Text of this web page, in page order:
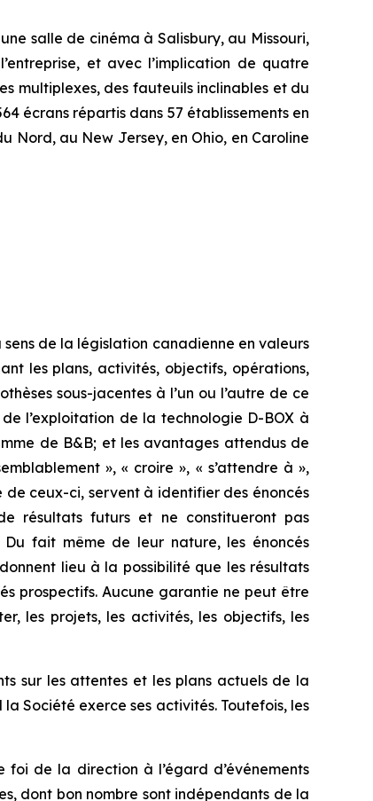
salle de cinéma à Salisbury, au Missouri,
et avec l’implication de quatre
multiplexes, des fauteuils inclinables et du
écrans répartis dans 57 établissements en
Nord, au New Jersey, en Ohio, en Caroline
de la législation canadienne en valeurs
les plans, activités, objectifs, opérations,
sous-jacentes à l’un ou l’autre de ce
l’exploitation de la technologie D-BOX à
de B&B; et les avantages attendus de
», « croire », « s’attendre à »,
de ceux-ci, servent à identifier des énoncés
résultats futurs et ne constitueront pas
fait même de leur nature, les énoncés
lieu à la possibilité que les résultats
prospectifs. Aucune garantie ne peut être
les projets, les activités, les objectifs, les
sur les attentes et les plans actuels de la
Société exerce ses activités. Toutefois, les
foi de la direction à l’égard d’événements
dont bon nombre sont indépendants de la